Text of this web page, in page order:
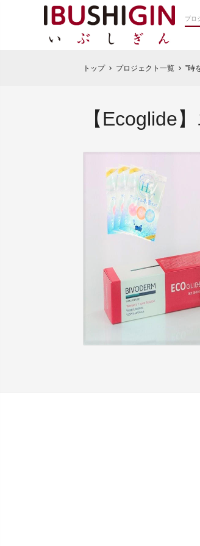
トップ chevron_right プロジェクト一覧 chevron_right ”時
【Ecoglide